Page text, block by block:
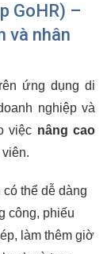
GoHR) –
và nhân
ứng dụng di
nghiệp và
việc nâng cao
có thể dễ dàng
công, phiếu
làm thêm giờ